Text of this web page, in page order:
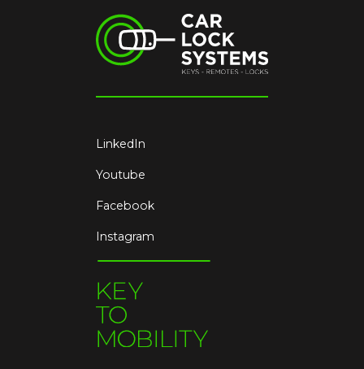
LinkedIn
Youtube
Facebook
Instagram